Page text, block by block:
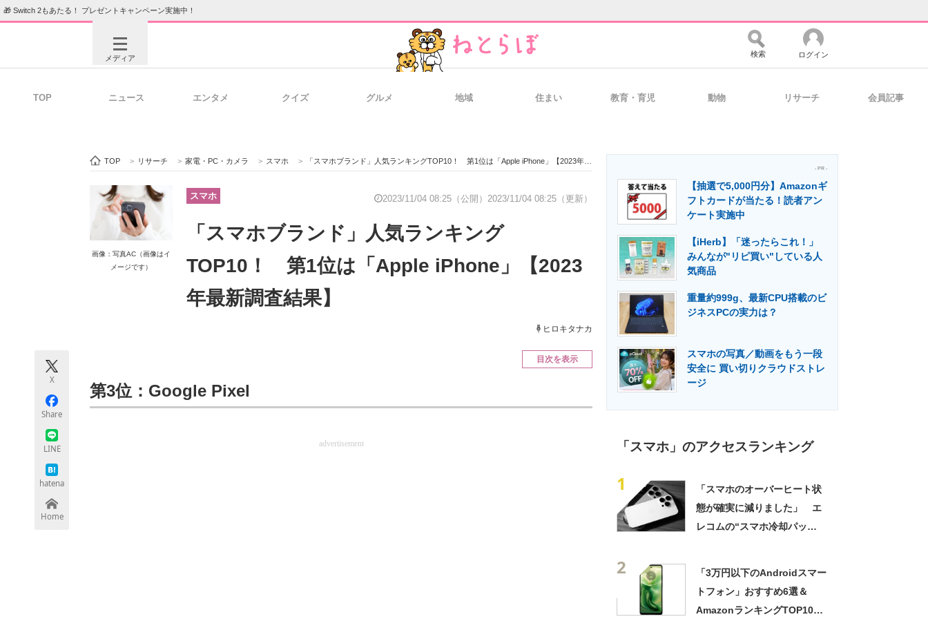
🎁 Switch 2もあたる！ プレゼントキャンペーン実施中！
メディア
ビジネスと働き方のヒント 経営リーダーのコミュニティ マーケ×ITの今がよく分かる
ITエンジニア向け専門サイト 製造業のIT導入・活用を支援
エネルギーの専門メディア 建設×テクノロジーの最前線
ちょっと気になるネットの話題
検索 ログイン
TOP ニュース エンタメ クイズ グルメ 地域 住まい 教育・育児 動物 リサーチ 会員記事
TOP > リサーチ > 家電・PC・カメラ > スマホ > 「スマホブランド」人気ランキングTOP10！ 第1位は「Apple iPhone」【2023年最新調査結果】
画像：写真AC（画像はイ
メージです）
スマホ 2023/11/04 08:25（公開） 2023/11/04 08:25（更新）
「スマホブランド」人気ランキング
TOP10！ 第1位は「Apple iPhone」【2023
年最新調査結果】
ヒロキタナカ
X
Share
LINE
hatena
Home
目次を表示
第3位：Google Pixel
advertisement
- PR -
【抽選で5,000円分】Amazonギ
フトカードが当たる！読者アン
ケート実施中
【iHerb】「迷ったらこれ！」
みんなが"リピ買い"している人
気商品
重量約999g、最新CPU搭載のビ
ジネスPCの実力は？
スマホの写真／動画をもう一段
安全に 買い切りクラウドストレ
ージ
「スマホ」のアクセスランキング
1
「スマホのオーバーヒート状
態が確実に減りました」 エ
レコムの“スマホ冷却パッ
2
「3万円以下のAndroidスマー
トフォン」おすすめ6選＆
AmazonランキングTOP10！